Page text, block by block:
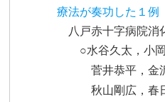
療法が奏功した１例
八戸赤十字病院消
○水谷久太，小
菅井恭平，金
秋山剛広，春